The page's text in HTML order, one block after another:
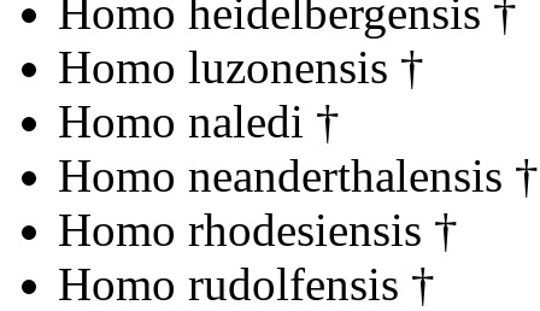
Homo heidelbergensis †
Homo luzonensis †
Homo naledi †
Homo neanderthalensis †
Homo rhodesiensis †
Homo rudolfensis †